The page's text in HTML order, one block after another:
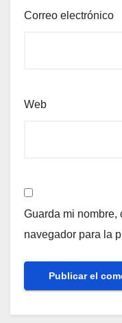
Correo electrónico
Web
Guarda mi nombre,
navegador para la